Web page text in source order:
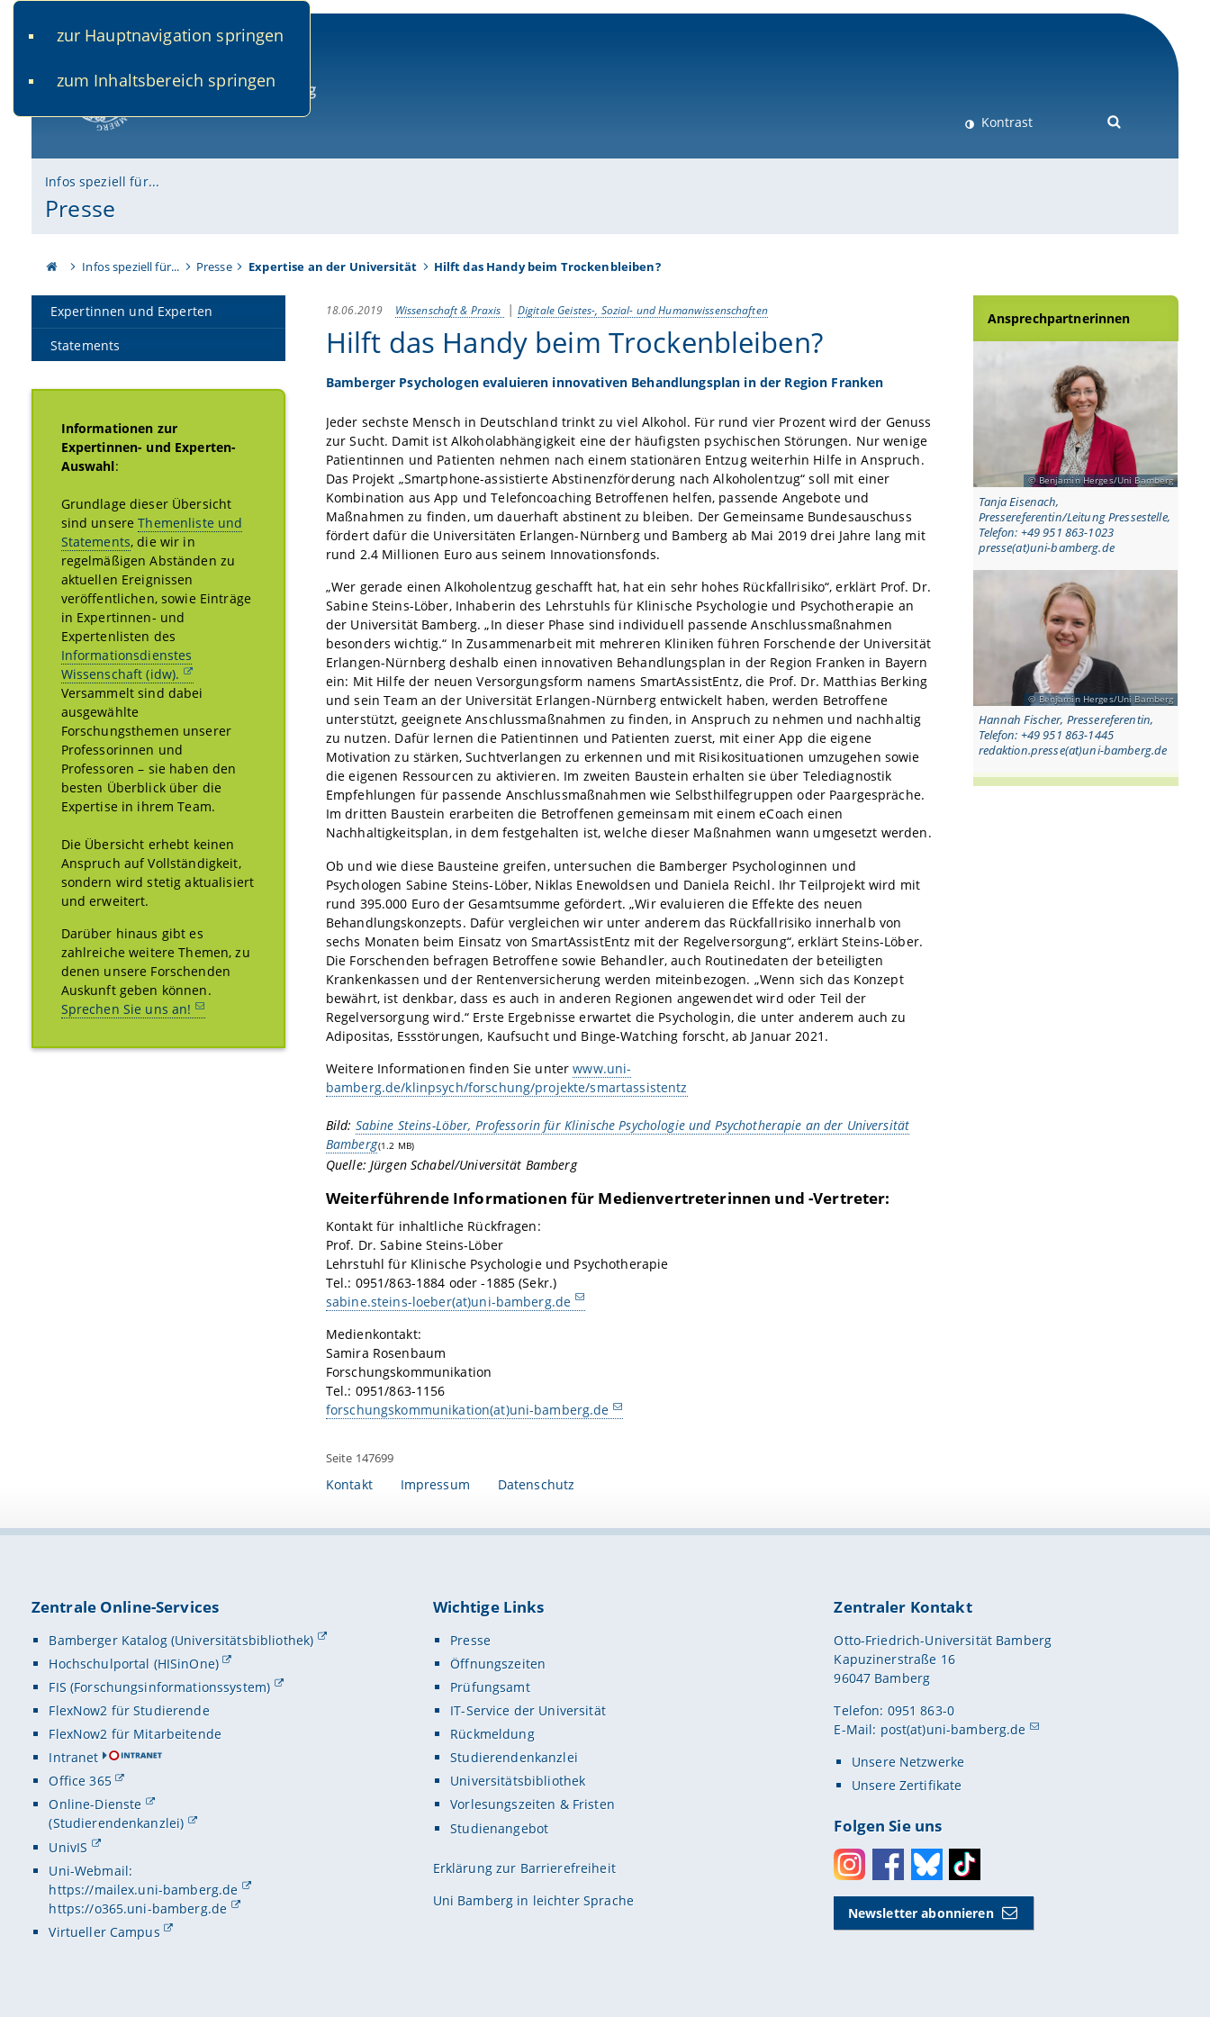
zur Hauptnavigation springen
zum Inhaltsbereich springen
Kontrast
Infos speziell für...
Presse
Infos speziell für... Presse Expertise an der Universität Hilft das Handy beim Trockenbleiben?
Expertinnen und Experten
Statements
Informationen zur
Expertinnen- und Experten-
Auswahl:
Grundlage dieser Übersicht
sind unsereThemenliste und
Statements, die wir in
regelmäßigen Abständen zu
aktuellen Ereignissen
veröffentlichen, sowie Einträge
in Expertinnen- und
Expertenlisten des
Informationsdienstes
Wissenschaft (idw).
Versammelt sind dabei
ausgewählte
Forschungsthemen unserer
Professorinnen und
Professoren – sie haben den
besten Überblick über die
Expertise in ihrem Team.
Die Übersicht erhebt keinen
Anspruch auf Vollständigkeit,
sondern wird stetig aktualisiert
und erweitert.
Darüber hinaus gibt es
zahlreiche weitere Themen, zu
denen unsere Forschenden
Auskunft geben können.
Sprechen Sie uns an!
18.06.2019 Wissenschaft & Praxis Digitale Geistes-, Sozial- und Humanwissenschaften
Hilft das Handy beim Trockenbleiben?
Bamberger Psychologen evaluieren innovativen Behandlungsplan in der Region Franken
Jeder sechste Mensch in Deutschland trinkt zu viel Alkohol. Für rund vier Prozent wird der Genuss
zur Sucht. Damit ist Alkoholabhängigkeit eine der häufigsten psychischen Störungen. Nur wenige
Patientinnen und Patienten nehmen nach einem stationären Entzug weiterhin Hilfe in Anspruch.
Das Projekt „Smartphone-assistierte Abstinenzförderung nach Alkoholentzug“ soll mit einer
Kombination aus App und Telefoncoaching Betroffenen helfen, passende Angebote und
Maßnahmen zu finden, um dauerhaft abstinent zu bleiben. Der Gemeinsame Bundesauschuss
fördert dafür die Universitäten Erlangen-Nürnberg und Bamberg ab Mai 2019 drei Jahre lang mit
rund 2.4 Millionen Euro aus seinem Innovationsfonds.
„Wer gerade einen Alkoholentzug geschafft hat, hat ein sehr hohes Rückfallrisiko“, erklärt Prof. Dr.
Sabine Steins-Löber, Inhaberin des Lehrstuhls für Klinische Psychologie und Psychotherapie an
der Universität Bamberg. „In dieser Phase sind individuell passende Anschlussmaßnahmen
besonders wichtig.“ In Zusammenarbeit mit mehreren Kliniken führen Forschende der Universität
Erlangen-Nürnberg deshalb einen innovativen Behandlungsplan in der Region Franken in Bayern
ein: Mit Hilfe der neuen Versorgungsform namens SmartAssistEntz, die Prof. Dr. Matthias Berking
und sein Team an der Universität Erlangen-Nürnberg entwickelt haben, werden Betroffene
unterstützt, geeignete Anschlussmaßnahmen zu finden, in Anspruch zu nehmen und nachhaltig
zu nutzen. Dafür lernen die Patientinnen und Patienten zuerst, mit einer App die eigene
Motivation zu stärken, Suchtverlangen zu erkennen und mit Risikosituationen umzugehen sowie
die eigenen Ressourcen zu aktivieren. Im zweiten Baustein erhalten sie über Telediagnostik
Empfehlungen für passende Anschlussmaßnahmen wie Selbsthilfegruppen oder Paargespräche.
Im dritten Baustein erarbeiten die Betroffenen gemeinsam mit einem eCoach einen
Nachhaltigkeitsplan, in dem festgehalten ist, welche dieser Maßnahmen wann umgesetzt werden.
Ob und wie diese Bausteine greifen, untersuchen die Bamberger Psychologinnen und
Psychologen Sabine Steins-Löber, Niklas Enewoldsen und Daniela Reichl. Ihr Teilprojekt wird mit
rund 395.000 Euro der Gesamtsumme gefördert. „Wir evaluieren die Effekte des neuen
Behandlungskonzepts. Dafür vergleichen wir unter anderem das Rückfallrisiko innerhalb von
sechs Monaten beim Einsatz von SmartAssistEntz mit der Regelversorgung“, erklärt Steins-Löber.
Die Forschenden befragen Betroffene sowie Behandler, auch Routinedaten der beteiligten
Krankenkassen und der Rentenversicherung werden miteinbezogen. „Wenn sich das Konzept
bewährt, ist denkbar, dass es auch in anderen Regionen angewendet wird oder Teil der
Regelversorgung wird.“ Erste Ergebnisse erwartet die Psychologin, die unter anderem auch zu
Adipositas, Essstörungen, Kaufsucht und Binge-Watching forscht, ab Januar 2021.
Weitere Informationen finden Sie unterwww.uni-
bamberg.de/klinpsych/forschung/projekte/smartassistentz
Bild: Sabine Steins-Löber, Professorin für Klinische Psychologie und Psychotherapie an der Universität
Bamberg(1.2 MB)
Quelle: Jürgen Schabel/Universität Bamberg
Weiterführende Informationen für Medienvertreterinnen und -Vertreter:
Kontakt für inhaltliche Rückfragen:
Prof. Dr. Sabine Steins-Löber
Lehrstuhl für Klinische Psychologie und Psychotherapie
Tel.: 0951/863-1884 oder -1885 (Sekr.)
sabine.steins-loeber(at)uni-bamberg.de
Medienkontakt:
Samira Rosenbaum
Forschungskommunikation
Tel.: 0951/863-1156
forschungskommunikation(at)uni-bamberg.de
Ansprechpartnerinnen
Benjamin Herges/Uni Bamberg
Tanja Eisenach,
Pressereferentin/Leitung Pressestelle,
Telefon: +49 951 863-1023
presse(at)uni-bamberg.de
Benjamin Herges/Uni Bamberg
Hannah Fischer, Pressereferentin,
Telefon: +49 951 863-1445
redaktion.presse(at)uni-bamberg.de
Seite 147699
Kontakt Impressum Datenschutz
Zentrale Online-Services
Bamberger Katalog (Universitätsbibliothek)
Hochschulportal (HISinOne)
FIS (Forschungsinformationssystem)
FlexNow2 für Studierende
FlexNow2 für Mitarbeitende
Intranet
Office 365
Online-Dienste
(Studierendenkanzlei)
UnivIS
Uni-Webmail:
https://mailex.uni-bamberg.de
https://o365.uni-bamberg.de
Virtueller Campus
Wichtige Links
Presse
Öffnungszeiten
Prüfungsamt
IT-Service der Universität
Rückmeldung
Studierendenkanzlei
Universitätsbibliothek
Vorlesungszeiten & Fristen
Studienangebot
Erklärung zur Barrierefreiheit
Uni Bamberg in leichter Sprache
Zentraler Kontakt
Otto-Friedrich-Universität Bamberg
Kapuzinerstraße 16
96047 Bamberg
Telefon: 0951 863-0
E-Mail: post(at)uni-bamberg.de
Unsere Netzwerke
Unsere Zertifikate
Folgen Sie uns
InstagramFacebookBlueskyToktok
Newsletter abonnieren